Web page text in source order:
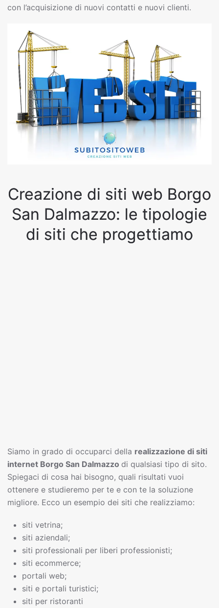
con l’acquisizione di nuovi contatti e nuovi clienti.
Creazione di siti web Borgo
San Dalmazzo: le tipologie
di siti che progettiamo
Siamo in grado di occuparci della realizzazione di siti
internet Borgo San Dalmazzo di qualsiasi tipo di sito.
Spiegaci di cosa hai bisogno, quali risultati vuoi
ottenere e studieremo per te e con te la soluzione
migliore. Ecco un esempio dei siti che realizziamo:
siti vetrina;
siti aziendali;
siti professionali per liberi professionisti;
siti ecommerce;
portali web;
siti e portali turistici;
siti per ristoranti